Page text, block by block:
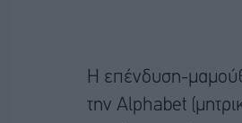
Η επένδυση-
την Alphabet